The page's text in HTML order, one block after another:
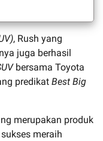
, Rush yang
juga berhasil
bersama Toyota
predikat Best Big
merupakan produk
meraih